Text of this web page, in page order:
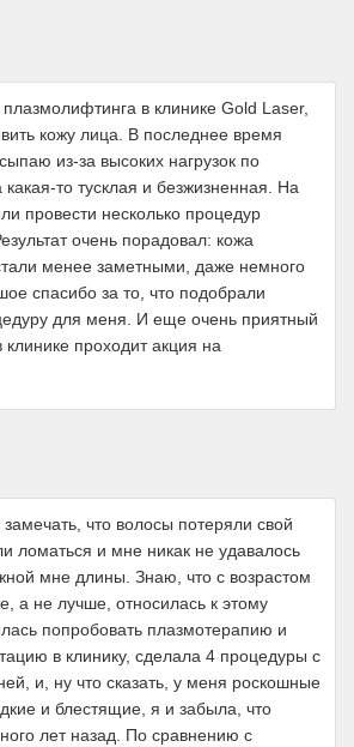
в клинике Gold Laser,
кожу лица. В последнее время
из-за высоких нагрузок по
то тусклая и безжизненная. На
провести несколько процедур
очень порадовал: кожа
менее заметными, даже немного
спасибо за то, что подобрали
для меня. И еще очень приятный
клинике проходит акция на
что волосы потеряли свой
ломаться и мне никак не удавалось
мне длины. Знаю, что с возрастом
а не лучше, относилась к этому
попробовать плазмотерапию и
в клинику, сделала 4 процедуры с
и, ну что сказать, у меня роскошные
и блестящие, я и забыла, что
лет назад. По сравнению с